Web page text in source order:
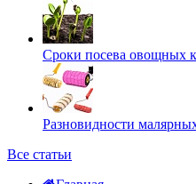
Сроки посева овощных
Разновидности
Все статьи